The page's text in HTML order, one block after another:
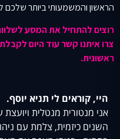
הראשון והמשמעותי ביותר שלכם
רוצים להתחיל את המסע
צרו איתנו קשר עוד היום
ראשונית.
היי, קוראים לי תניא יוסף.
אני מנטורית מנטלית
השנים כיזמית, צלמת עם